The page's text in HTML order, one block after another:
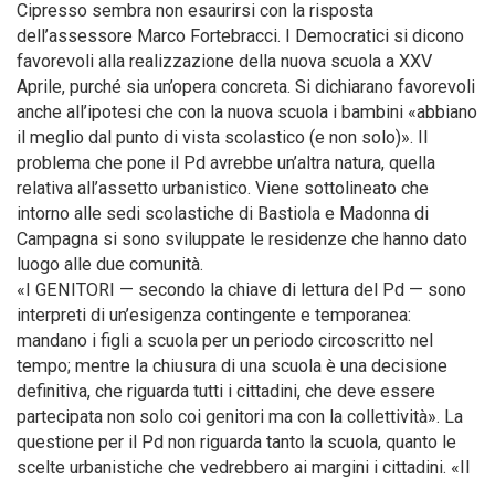
Cipresso sembra non esaurirsi con la risposta
dell’assessore Marco Fortebracci. I Democratici si dicono
favorevoli alla realizzazione della nuova scuola a XXV
Aprile, purché sia un’opera concreta. Si dichiarano favorevoli
anche all’ipotesi che con la nuova scuola i bambini «abbiano
il meglio dal punto di vista scolastico (e non solo)». Il
problema che pone il Pd avrebbe un’altra natura, quella
relativa all’assetto urbanistico. Viene sottolineato che
intorno alle sedi scolastiche di Bastiola e Madonna di
Campagna si sono sviluppate le residenze che hanno dato
luogo alle due comunità.
«I GENITORI — secondo la chiave di lettura del Pd — sono
interpreti di un’esigenza contingente e temporanea:
mandano i figli a scuola per un periodo circoscritto nel
tempo; mentre la chiusura di una scuola è una decisione
definitiva, che riguarda tutti i cittadini, che deve essere
partecipata non solo coi genitori ma con la collettività». La
questione per il Pd non riguarda tanto la scuola, quanto le
scelte urbanistiche che vedrebbero ai margini i cittadini. «Il